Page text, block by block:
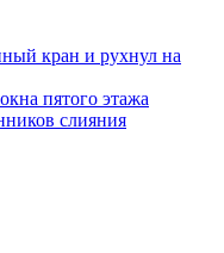
кран и рухнул на
пятого этажа
слияния